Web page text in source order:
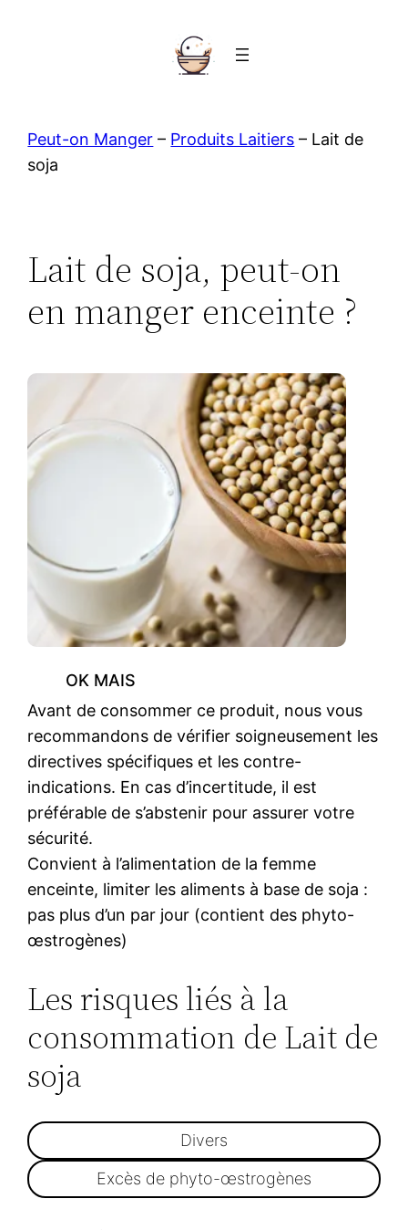
Peut-on Manger – Produits Laitiers – Lait de
soja
Lait de soja, peut-on
en manger enceinte ?
OK MAIS
Avant de consommer ce produit, nous vous
recommandons de vérifier soigneusement les
directives spécifiques et les contre-
indications. En cas d’incertitude, il est
préférable de s’abstenir pour assurer votre
sécurité.
Convient à l’alimentation de la femme
enceinte, limiter les aliments à base de soja :
pas plus d’un par jour (contient des phyto-
œstrogènes)
Les risques liés à la
consommation de Lait de
soja
Divers
Excès de phyto-œstrogènes